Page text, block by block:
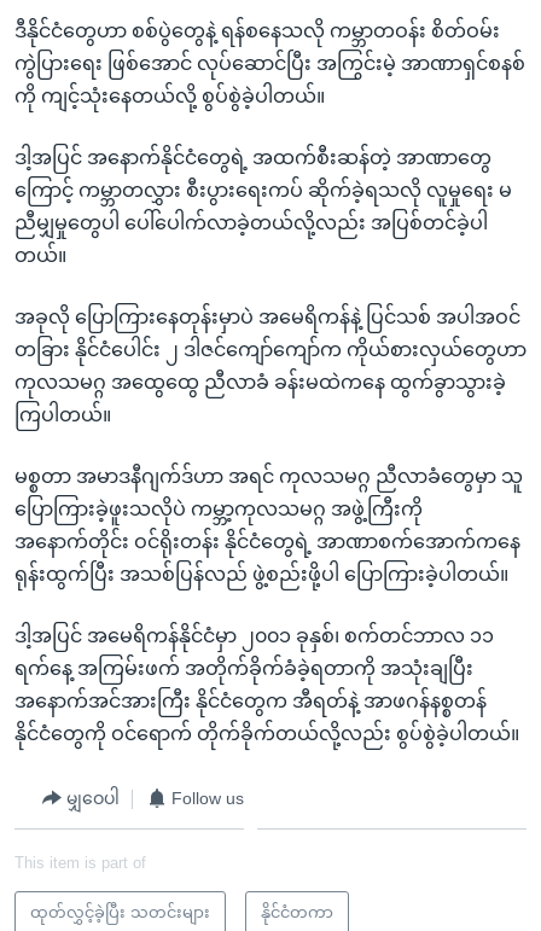
ရန်
ဒီနိုင်ငံတွေဟာ စစ်ပွဲတွေနဲ့ ရန်စနေသလို ကမ္ဘာတဝန်း စိတ်ဝမ်း
ကွဲပြားရေး ဖြစ်အောင် လုပ်ဆောင်ပြီး အကြွင်းမဲ့ အာဏာရှင်စနစ်
ကို ကျင့်သုံးနေတယ်လို့ စွပ်စွဲခဲ့ပါတယ်။
ဒါ့အပြင် အနောက်နိုင်ငံတွေရဲ့ အထက်စီးဆန်တဲ့ အာဏာတွေ
ကြောင့် ကမ္ဘာတလွှား စီးပွားရေးကပ် ဆိုက်ခဲ့ရသလို လူမှုရေး မ
ညီမျှမှုတွေပါ ပေါ်ပေါက်လာခဲ့တယ်လို့လည်း အပြစ်တင်ခဲ့ပါ
တယ်။
အခုလို ပြောကြားနေတုန်းမှာပဲ အမေရိကန်နဲ့ ပြင်သစ် အပါအဝင်
တခြား နိုင်ငံပေါင်း ၂ ဒါဇင်ကျော်ကျော်က ကိုယ်စားလှယ်တွေဟာ
ကုလသမဂ္ဂ အထွေထွေ ညီလာခံ ခန်းမထဲကနေ ထွက်ခွာသွားခဲ့
ကြပါတယ်။
မစ္စတာ အမာဒနီဂျက်ဒ်ဟာ အရင် ကုလသမဂ္ဂ ညီလာခံတွေမှာ သူ
ပြောကြားခဲ့ဖူးသလိုပဲ ကမ္ဘာ့ကုလသမဂ္ဂ အဖွဲ့ကြီးကို
အနောက်တိုင်း ဝင်ရိုးတန်း နိုင်ငံတွေရဲ့ အာဏာစက်အောက်ကနေ
ရုန်းထွက်ပြီး အသစ်ပြန်လည် ဖွဲ့စည်းဖို့ပါ ပြောကြားခဲ့ပါတယ်။
ဒါ့အပြင် အမေရိကန်နိုင်ငံမှာ ၂၀၀၁ ခုနှစ်၊ စက်တင်ဘာလ ၁၁
ရက်နေ့ အကြမ်းဖက် အတိုက်ခိုက်ခံခဲ့ရတာကို အသုံးချပြီး
အနောက်အင်အားကြီး နိုင်ငံတွေက အီရတ်နဲ့ အာဖဂန်နစ္စတန်
နိုင်ငံတွေကို ဝင်ရောက် တိုက်ခိုက်တယ်လို့လည်း စွပ်စွဲခဲ့ပါတယ်။
မျှဝေပါ Follow us
This item is part of
ထုတ်လွှင့်ခဲ့ပြီး သတင်းများ နိုင်ငံတကာ